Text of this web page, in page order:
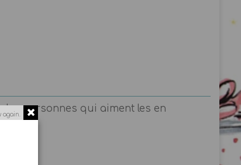
again.
personnes qui aiment les en